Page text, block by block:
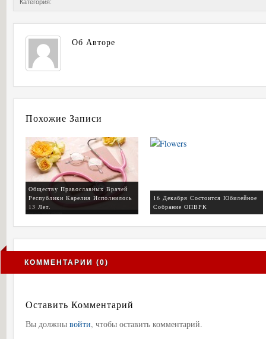
Категория:
Об Авторе
Похожие Записи
Обществу Православных Врачей
Республики Карелия Исполнилось
13 Лет.
16 Декабря Состоится Юбилейное
Собрание ОПВРК
КОММЕНТАРИИ (0)
Оставить Комментарий
Вы должны войти, чтобы оставить комментарий.